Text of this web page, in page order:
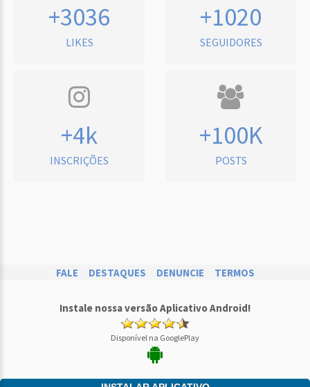
+3036
LIKES
+1020
SEGUIDORES
+4k
INSCRIÇÕES
+100K
POSTS
FALE DESTAQUES DENUNCIE TERMOS
Instale nossa versão Aplicativo Android!
Disponível na GooglePlay